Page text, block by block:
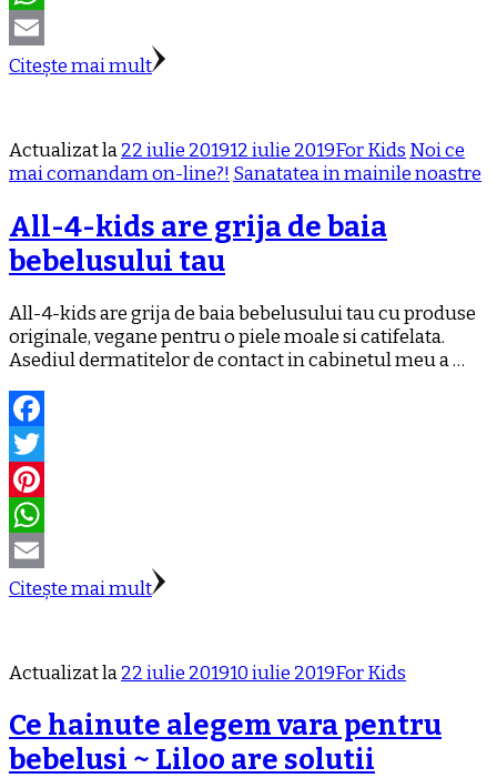
WhatsApp
Email
Citește mai mult
Actualizat la22 iulie 201912 iulie 2019For Kids Noi ce
mai comandam on-line?! Sanatatea in mainile noastre
All-4-kids are grija de baia
bebelusului tau
All-4-kids are grija de baia bebelusului tau cu produse
originale, vegane pentru o piele moale si catifelata.
Asediul dermatitelor de contact in cabinetul meu a …
Facebook
Twitter
Pinterest
WhatsApp
Email
Citește mai mult
Actualizat la22 iulie 201910 iulie 2019For Kids
Ce hainute alegem vara pentru
bebelusi ~ Liloo are solutii